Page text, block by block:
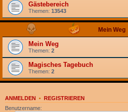
Gästebereich
Themen: 13543
Mein Weg
Mein Weg
Themen: 2
Magisches Tagebuch
Themen: 2
ANMELDEN • REGISTRIEREN
Benutzername: